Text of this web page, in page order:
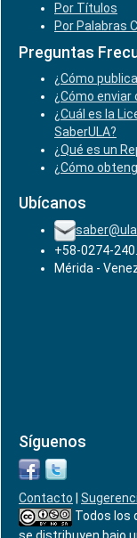
Por Títulos
Por Palabras
Preguntas
¿Cómo
¿Cómo
¿Cuál es la
SaberULA?
¿Qué es un
¿Cómo
Ubícanos
+58-0274-
Mérida -
Síguenos
Contacto
Todos los
se distribuyen bajo